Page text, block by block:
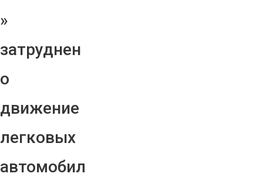
»
затруднен
о
движение
легковых
автомобил